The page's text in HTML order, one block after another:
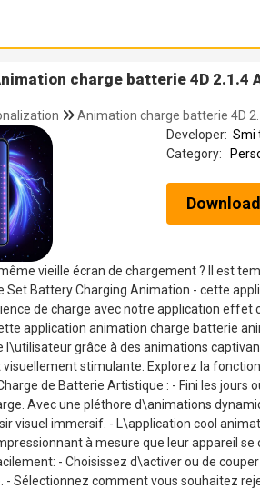
charge batterie 4D 2.1.4
Animation charge batterie 4D
Developer: Smi
Category:
vieille écran de chargement ? Il est
Set Battery Charging Animation - cette
de charge avec notre application
application animation charge batterie
l\utilisateur grâce à des animations
stimulante. Explorez la
de Batterie Artistique : - Fini les
Avec une pléthore d\animations
visuel immersif. - L\application cool
à mesure que leur appareil
- Choisissez d\activer ou de
- Sélectionnez comment vous souhaitez